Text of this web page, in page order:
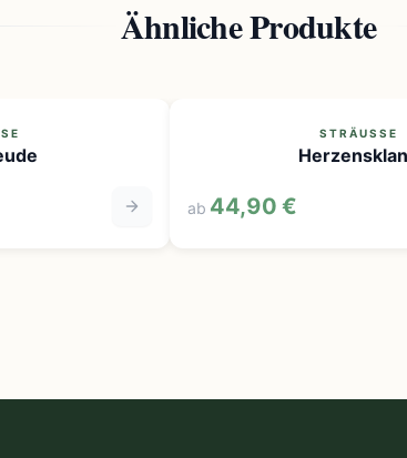
Ähnliche Produkte
STRÄUSSE
Herzensklang
ab 44,90 €